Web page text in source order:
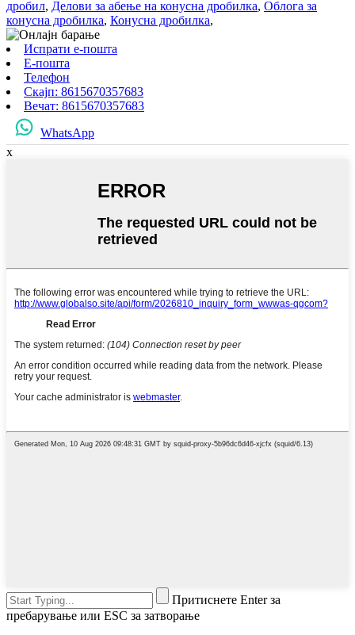
дробил, Делови за абење на конусна дробилка, Облога за
конусна дробилка, Конусна дробилка,
Испрати е-пошта
Е-пошта
Телефон
Скајп: 8615670357683
Вечат: 8615670357683
WhatsApp
x
Притиснете Enter за
пребарување или ESC за затворање